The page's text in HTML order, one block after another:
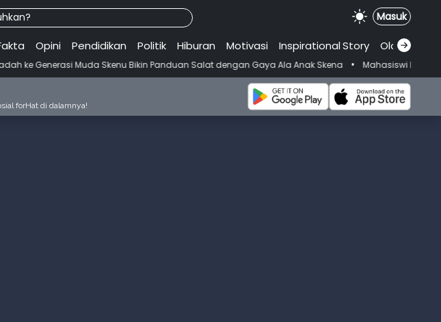
Masuk
Opini Pendidikan Politik Hiburan Motivasi Inspirational.Story Olahraga
Muda Skenu Bikin Panduan Salat dengan Gaya Ala Anak Skena • Mahasiswi Prodi FKM-Undana
forHat di dalamnya!